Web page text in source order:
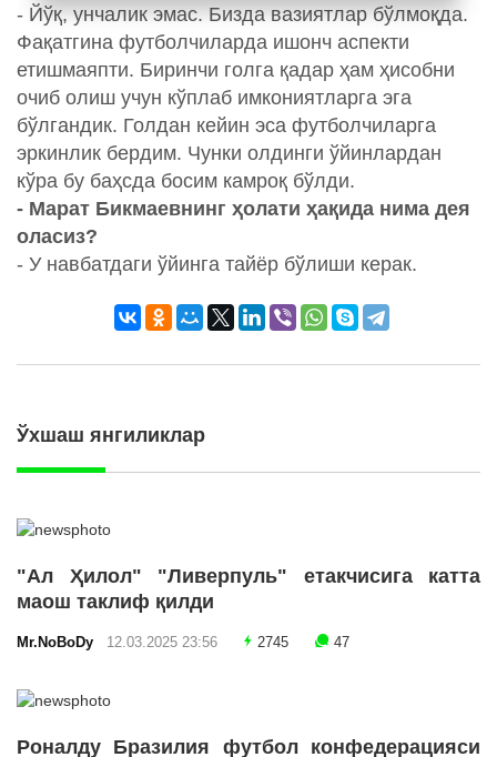
- Йўқ, унчалик эмас. Бизда вазиятлар бўлмоқда.
Фақатгина футболчиларда ишонч аспекти
етишмаяпти. Биринчи голга қадар ҳам ҳисобни
очиб олиш учун кўплаб имкониятларга эга
бўлгандик. Голдан кейин эса футболчиларга
эркинлик бердим. Чунки олдинги ўйинлардан
кўра бу баҳсда босим камроқ бўлди.
- Марат Бикмаевнинг ҳолати ҳақида нима дея
оласиз?
- У навбатдаги ўйинга тайёр бўлиши керак.
Ўхшаш янгиликлар
"Ал Ҳилол" "Ливерпуль" етакчисига катта
маош таклиф қилди
Mr.NoBoDy 12.03.2025 23:56 2745 47
Роналду Бразилия футбол конфедерацияси